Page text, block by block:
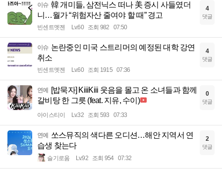
이슈 韓 개미들, 삼전닉스 떠나 美 증시 사들였더
니…월가 “위험자산 줄여야 할 때” 경고
빈센트멧젠 Lv.60 조회 982 07:50
4
댓글
이슈 논란중인 미국 스트리머의 예정된 대학 강연
취소
빈센트멧젠 Lv.60 조회 1915 07:36
4
댓글
연예
[밥묵자] KiiiKiii 웃음을 몰고 온 소녀들과 함께
갈비탕 한 그릇 (feat. 지유, 수이)
아이스티이 Lv.32 조회 593 07:33
0
댓글
연예
쏘스뮤직의 색다른 오디션…해안 지역서 연
습생 찾는다
슬기로움 Lv.92 조회 954 07:32
2
댓글